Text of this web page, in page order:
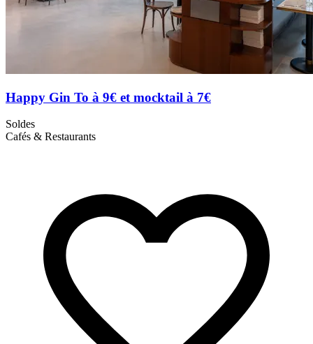
Happy Gin To à 9€ et mocktail à 7€
Soldes
Cafés & Restaurants